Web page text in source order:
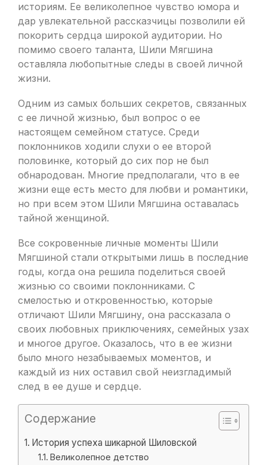
историям. Ее великолепное чувство юмора и
дар увлекательной рассказчицы позволили ей
покорить сердца широкой аудитории. Но
помимо своего таланта, Шили Мягшина
оставляла любопытные следы в своей личной
жизни.
Одним из самых больших секретов, связанных
с ее личной жизнью, был вопрос о ее
настоящем семейном статусе. Среди
поклонников ходили слухи о ее второй
половинке, который до сих пор не был
обнародован. Многие предполагали, что в ее
жизни еще есть место для любви и романтики,
но при всем этом Шили Мягшина оставалась
тайной женщиной.
Все сокровенные личные моменты Шили
Мягшиной стали открытыми лишь в последние
годы, когда она решила поделиться своей
жизнью со своими поклонниками. С
смелостью и откровенностью, которые
отличают Шили Мягшину, она рассказала о
своих любовных приключениях, семейных узах
и многое другое. Оказалось, что в ее жизни
было много незабываемых моментов, и
каждый из них оставил свой неизгладимый
след в ее душе и сердце.
Содержание
История успеха шикарной Шиловской
Великолепное детство